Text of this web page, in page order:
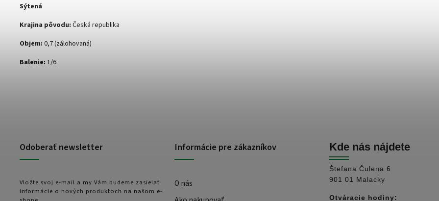
Sýtená
Krajina pôvodu: Česká republika
Objem: 0,7 (zálohovaná)
Balenie: 1/6
Odoberať newsletter
Vložte svoj e-mail a my Vám budeme zasielať
informácie o nových produktoch na našom e-
Informácie pre zákazníkov
O nás
Kde nás nájdete
Štefana Čulena 6
901 01 Malacky
Otváracie hodiny: